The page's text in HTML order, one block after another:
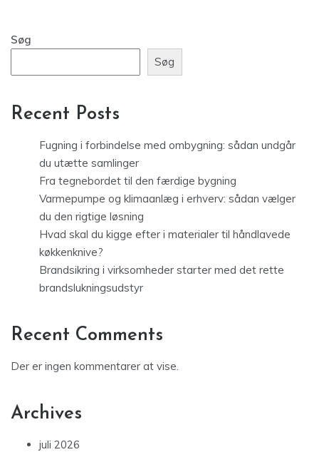
Søg
Søg
Recent Posts
Fugning i forbindelse med ombygning: sådan undgår
du utætte samlinger
Fra tegnebordet til den færdige bygning
Varmepumpe og klimaanlæg i erhverv: sådan vælger
du den rigtige løsning
Hvad skal du kigge efter i materialer til håndlavede
køkkenknive?
Brandsikring i virksomheder starter med det rette
brandslukningsudstyr
Recent Comments
Der er ingen kommentarer at vise.
Archives
juli 2026